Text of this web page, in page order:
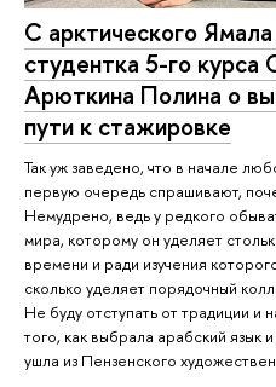
С арктического
студентка 5-го
Арюткина Полина о
пути к стажировке
Так уж заведено, что в начале
первую очередь спрашивают,
Немудрено, ведь у редкого
мира, которому он уделяет
времени и ради изучения
сколько уделяет порядочный
Не буду отступать от традиции и
того, как выбрала арабский язык
ушла из Пензенского